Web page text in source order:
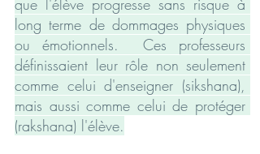
long terme de dommages physiques
ou émotionnels.  Ces professeurs
définissaient leur rôle non seulement
comme celui d'enseigner (sikshana),
mais aussi comme celui de protéger
(rakshana) l'élève.